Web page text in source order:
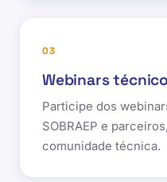
03
Webinars
Participe dos
SOBRAEP e
comunidade técnica.